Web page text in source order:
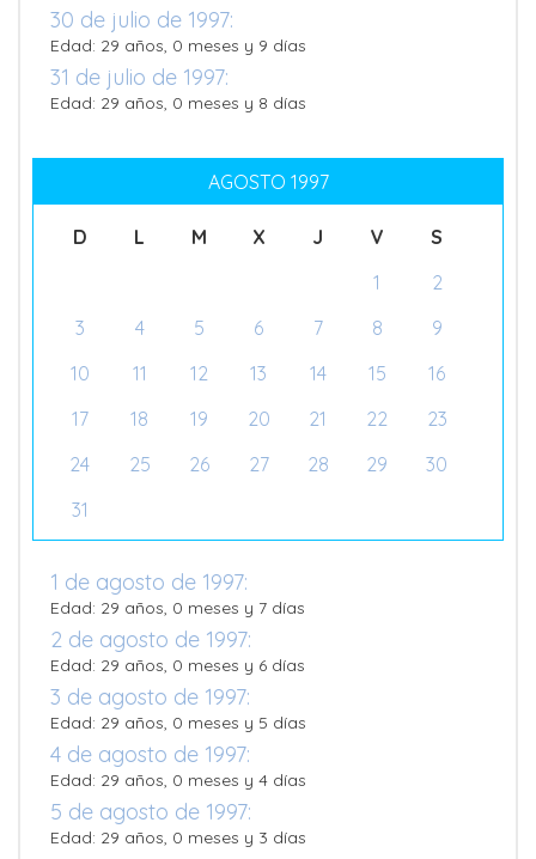
30 de julio de 1997:
Edad: 29 años, 0 meses y 9 días
31 de julio de 1997:
Edad: 29 años, 0 meses y 8 días
AGOSTO 1997
D L M X J V
S
1
2
3
4 5 6 7 8
9
10
11 12 13 14 15
16
17
18 19 20 21 22
23
24
25 26 27 28 29
30
31
1 de agosto de 1997:
Edad: 29 años, 0 meses y 7 días
2 de agosto de 1997:
Edad: 29 años, 0 meses y 6 días
3 de agosto de 1997:
Edad: 29 años, 0 meses y 5 días
4 de agosto de 1997:
Edad: 29 años, 0 meses y 4 días
5 de agosto de 1997:
Edad: 29 años, 0 meses y 3 días